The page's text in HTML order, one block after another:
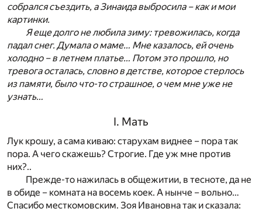
собрался съездить, а Зинаида выбросила – как и мои
картинки.
Я еще долго не любила зиму: тревожилась, когда
падал снег. Думала о маме… Мне казалось, ей очень
холодно – в летнем платье… Потом это прошло, но
тревога осталась, словно в детстве, которое стерлось
из памяти, было что-то страшное, о чем мне уже не
узнать…
I. Мать
Лук крошу, а сама киваю: старухам виднее – пора так
пора. А чего скажешь? Строгие. Где уж мне против
них?..
Прежде-то нажилась в общежитии, в тесноте, да не
в обиде – комната на восемь коек. А нынче – вольно…
Спасибо месткомовским. Зоя Ивановна так и сказала: